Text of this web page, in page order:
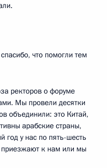
что помогли тем
ректоров о форуме
Мы провели десятки
объединили: это Китай,
арабские страны,
у нас по пять-шесть
приезжают к нам или мы